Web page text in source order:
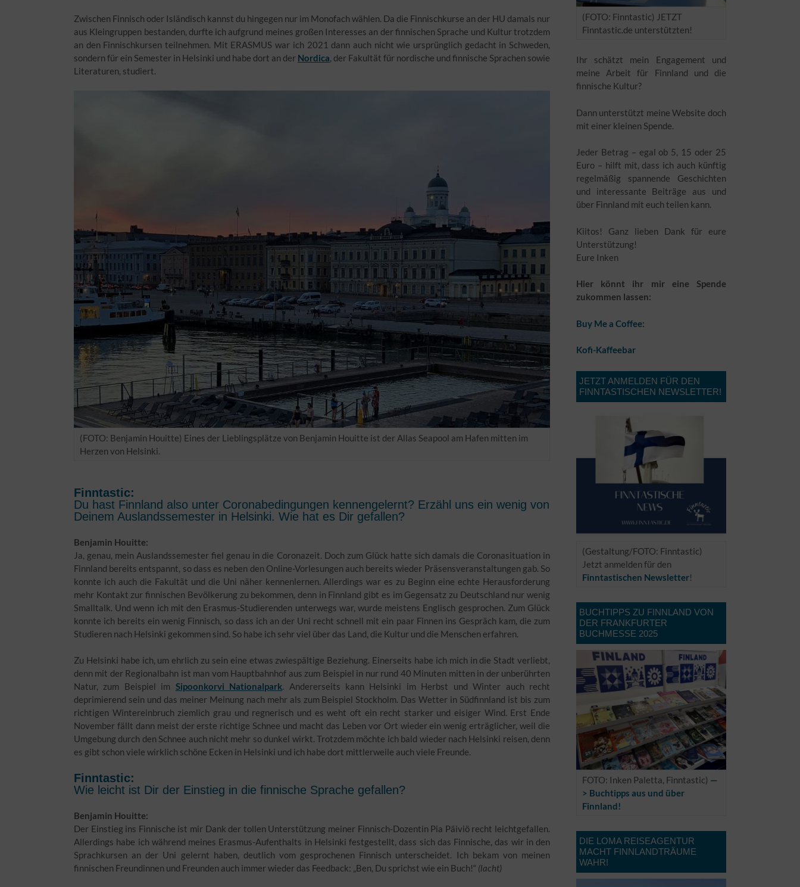
Zwischen Finnisch oder Isländisch kannst du hingegen nur im Monofach wählen. Da die Finnischkurse an der HU damals nur
aus Kleingruppen bestanden, durfte ich aufgrund meines großen Interesses an der finnischen Sprache und Kultur trotzdem
an den Finnischkursen teilnehmen. Mit ERASMUS war ich 2021 dann auch nicht wie ursprünglich gedacht in Schweden,
sondern für ein Semester in Helsinki und habe dort an der Nordica, der Fakultät für nordische und finnische Sprachen sowie
Literaturen, studiert.
(FOTO: Benjamin Houitte) Eines der Lieblingsplätze von Benjamin Houitte ist der Allas Seapool am Hafen mitten im
Herzen von Helsinki.
Finntastic:
Du hast Finnland also unter Coronabedingungen kennengelernt? Erzähl uns ein wenig von
Deinem Auslandssemester in Helsinki. Wie hat es Dir gefallen?
Benjamin Houitte:
Ja, genau, mein Auslandssemester fiel genau in die Coronazeit. Doch zum Glück hatte sich damals die Coronasituation in
Finnland bereits entspannt, so dass es neben den Online-Vorlesungen auch bereits wieder Präsensveranstaltungen gab. So
konnte ich auch die Fakultät und die Uni näher kennenlernen. Allerdings war es zu Beginn eine echte Herausforderung
mehr Kontakt zur finnischen Bevölkerung zu bekommen, denn in Finnland gibt es im Gegensatz zu Deutschland nur wenig
Smalltalk. Und wenn ich mit den Erasmus-Studierenden unterwegs war, wurde meistens Englisch gesprochen. Zum Glück
konnte ich bereits ein wenig Finnisch, so dass ich an der Uni recht schnell mit ein paar Finnen ins Gespräch kam, die zum
Studieren nach Helsinki gekommen sind. So habe ich sehr viel über das Land, die Kultur und die Menschen erfahren.
Zu Helsinki habe ich, um ehrlich zu sein eine etwas zwiespältige Beziehung. Einerseits habe ich mich in die Stadt verliebt,
denn mit der Regionalbahn ist man vom Hauptbahnhof aus zum Beispiel in nur rund 40 Minuten mitten in der unberührten
Natur, zum Beispiel im Sipoonkorvi Nationalpark. Andererseits kann Helsinki im Herbst und Winter auch recht
deprimierend sein und das meiner Meinung nach mehr als zum Beispiel Stockholm. Das Wetter in Südfinnland ist bis zum
richtigen Wintereinbruch ziemlich grau und regnerisch und es weht oft ein recht starker und eisiger Wind. Erst Ende
November fällt dann meist der erste richtige Schnee und macht das Leben vor Ort wieder ein wenig erträglicher, weil die
Umgebung durch den Schnee auch nicht mehr so dunkel wirkt. Trotzdem möchte ich bald wieder nach Helsinki reisen, denn
es gibt schon viele wirklich schöne Ecken in Helsinki und ich habe dort mittlerweile auch viele Freunde.
Finntastic:
Wie leicht ist Dir der Einstieg in die finnische Sprache gefallen?
Benjamin Houitte:
Der Einstieg ins Finnische ist mir Dank der tollen Unterstützung meiner Finnisch-Dozentin Pia Päiviö recht leichtgefallen.
Allerdings habe ich während meines Erasmus-Aufenthalts in Helsinki festgestellt, dass sich das Finnische, das wir in den
Sprachkursen an der Uni gelernt haben, deutlich vom gesprochenen Finnisch unterscheidet. Ich bekam von meinen
finnischen Freundinnen und Freunden auch immer wieder das Feedback: „Ben, Du sprichst wie ein Buch!“ (lacht)
(FOTO: Finntastic) JETZT
Finntastic.de unterstützten!
Ihr schätzt mein Engagement und
meine Arbeit für Finnland und die
finnische Kultur?
Dann unterstützt meine Website doch
mit einer kleinen Spende.
Jeder Betrag – egal ob 5, 15 oder 25
Euro – hilft mit, dass ich auch künftig
regelmäßig spannende Geschichten
und interessante Beiträge aus und
über Finnland mit euch teilen kann.
Kiitos! Ganz lieben Dank für eure
Unterstützung!
Eure Inken
Hier könnt ihr mir eine Spende
zukommen lassen:
Buy Me a Coffee:
Kofi-Kaffeebar
JETZT ANMELDEN FÜR DEN
FINNTASTISCHEN NEWSLETTER!
(Gestaltung/FOTO: Finntastic)
Jetzt anmelden für den
Finntastischen Newsletter!
BUCHTIPPS ZU FINNLAND VON
DER FRANKFURTER
BUCHMESSE 2025
FOTO: Inken Paletta, Finntastic) —
> Buchtipps aus und über
Finnland!
DIE LOMA REISEAGENTUR
MACHT FINNLANDTRÄUME
WAHR!